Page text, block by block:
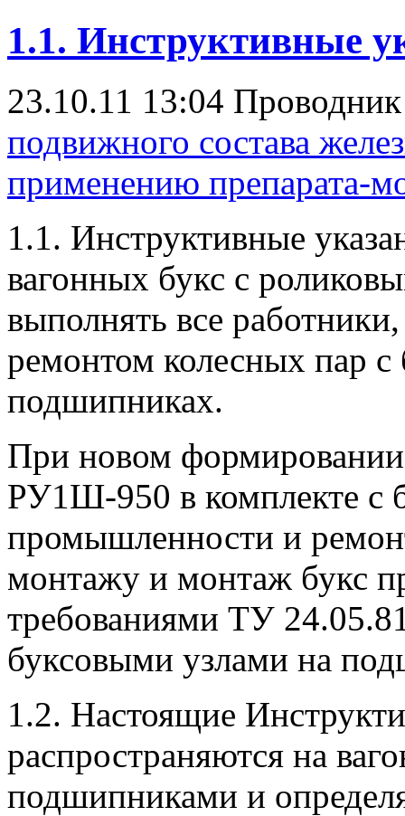
1.1. Инструктивные
23.10.11 13:04
подвижного состава
применению препарата-
1.1. Инструктивные
вагонных букс с
выполнять все
ремонтом колесных пар
подшипниках.
При новом
РУ1Ш-950 в комплекте с
промышленности и
монтажу и монтаж букс
требованиями ТУ
буксовыми узлами на
1.2. Настоящие
распространяются на
подшипниками и